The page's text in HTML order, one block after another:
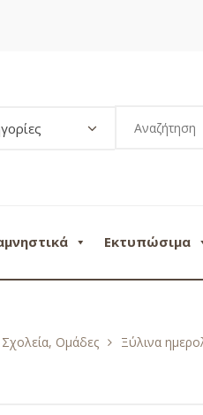
Εκτυπώσιμα
Ομάδες
Ξύλινα